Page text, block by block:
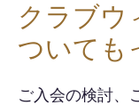
クラブウ
ついても
ご入会の検討、